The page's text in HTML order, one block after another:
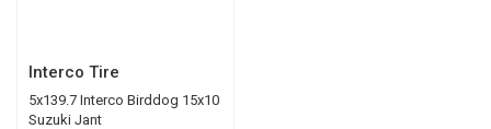
Interco Tire
5x139.7 Interco Birddog 15x10
Suzuki Jant